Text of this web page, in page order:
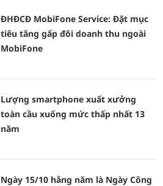
ĐHĐCĐ MobiFone Service: Đặt mục
tiêu tăng gấp đôi doanh thu ngoài
MobiFone
Lượng smartphone xuất xưởng
toàn cầu xuống mức thấp nhất 13
năm
Ngày 15/10 hằng năm là Ngày Công